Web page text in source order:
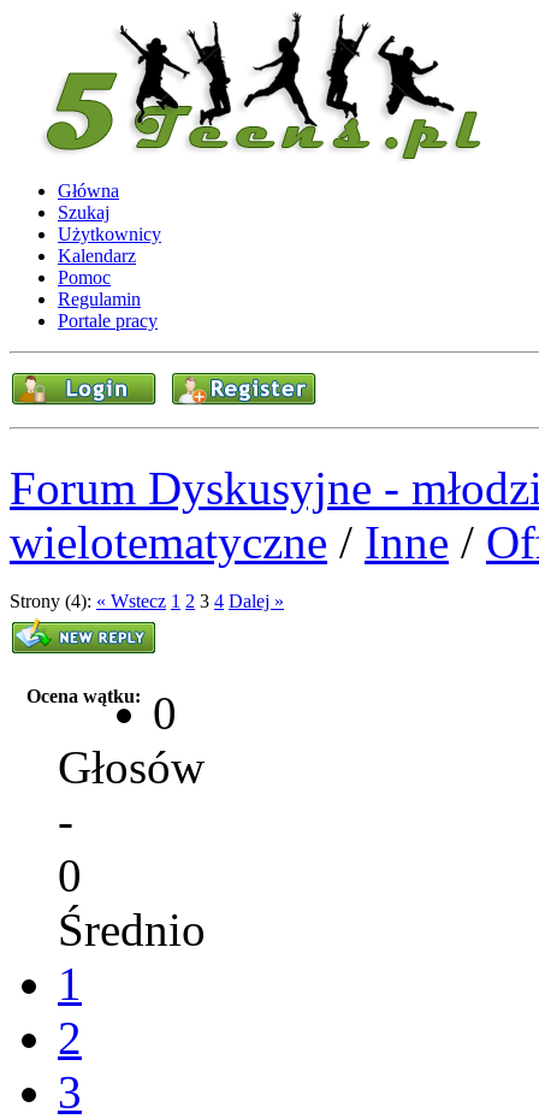
Główna
Szukaj
Użytkownicy
Kalendarz
Pomoc
Regulamin
Portale pracy
Forum Dyskusyjne -
wielotematyczne / Inne /
Strony (4): « Wstecz 1 2 3 4 Dalej »
Ocena wątku:
0
Głosów
-
0
Średnio
1
2
3